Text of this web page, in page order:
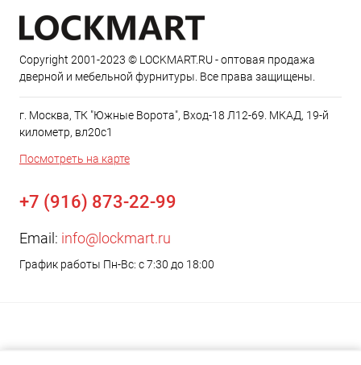
Copyright 2001-2023 © LOCKMART.RU - оптовая продажа
дверной и мебельной фурнитуры. Все права защищены.
г. Москва, ТК "Южные Ворота", Вход-18 Л12-69. МКАД, 19-й
километр, вл20с1
Посмотреть на карте
+7 (916) 873-22-99
Email: info@lockmart.ru
График работы Пн-Вс: с 7:30 до 18:00